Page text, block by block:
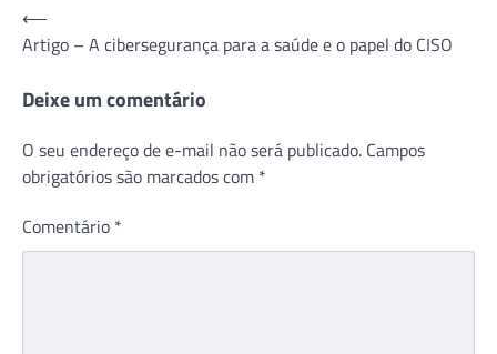
Navegação
de
Post
⟵
Artigo – A cibersegurança para a saúde e o papel do CISO
Deixe um comentário
O seu endereço de e-mail não será publicado. Campos
obrigatórios são marcados com *
Comentário *